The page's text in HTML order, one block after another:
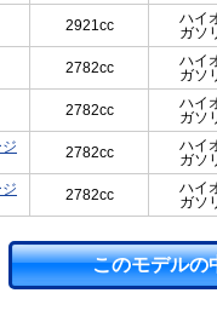
2921cc
ハイ
ガソ
2782cc
ハイ
ガソ
2782cc
ハイ
ガソ
2782cc
ハイ
ガソ
2782cc
ハイ
ガソ
このモデルの